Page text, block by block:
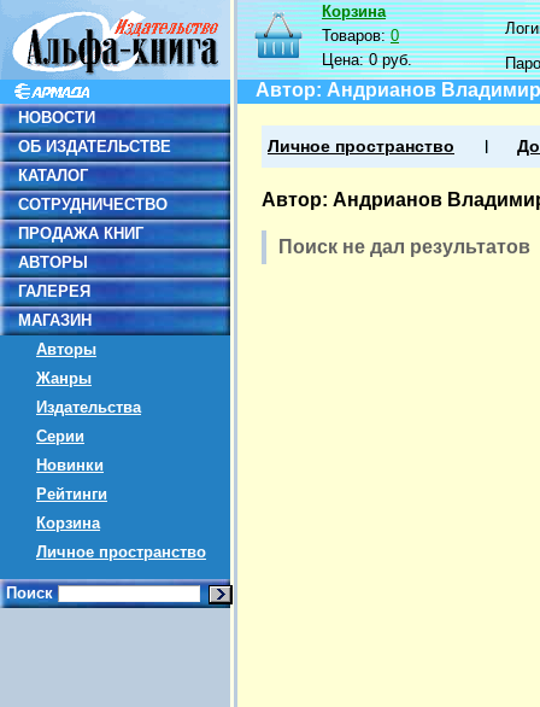
НОВОСТИ
ОБ ИЗДАТЕЛЬСТВЕ
КАТАЛОГ
СОТРУДНИЧЕСТВО
ПРОДАЖА КНИГ
АВТОРЫ
ГАЛЕРЕЯ
МАГАЗИН
Авторы
Жанры
Издательства
Серии
Новинки
Рейтинги
Корзина
Личное пространство
Поиск
Корзина
Товаров:0
Цена:0 руб.
Автор: Андрианов
Личное пространство
Автор: Андрианов
Поиск не дал результатов